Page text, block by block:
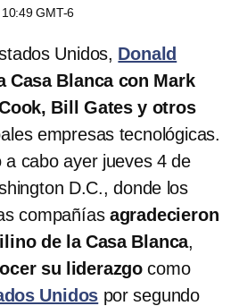
GMT-6
Unidos, Donald
Casa Blanca con Mark
Bill Gates y otros
empresas tecnológicas.
a cabo ayer jueves 4 de
D.C., donde los
compañías agradecieron
de la Casa Blanca,
su liderazgo como
Unidos por segundo